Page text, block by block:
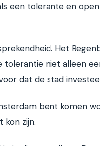
een tolerante en
Het
tolerantie niet alleen
dat de stad
bent komen
kon zijn.